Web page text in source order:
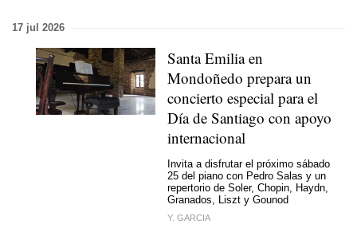
17 jul 2026
Santa Emilia en
Mondoñedo prepara un
concierto especial para el
Día de Santiago con apoyo
internacional
Invita a disfrutar el próximo sábado
25 del piano con Pedro Salas y un
repertorio de Soler, Chopin, Haydn,
Granados, Liszt y Gounod
Y. GARCIA